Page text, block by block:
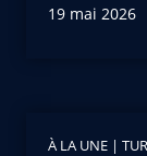
19 mai 2026
À LA UNE |